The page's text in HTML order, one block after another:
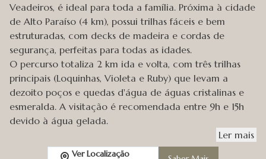
Veadeiros, é ideal para toda a família. Próxima à cidade
de Alto Paraíso (4 km), possui trilhas fáceis e bem
estruturadas, com decks de madeira e cordas de
segurança, perfeitas para todas as idades.
O percurso totaliza 2 km ida e volta, com três trilhas
principais (Loquinhas, Violeta e Ruby) que levam a
dezoito poços e quedas d'água de águas cristalinas e
esmeralda. A visitação é recomendada entre 9h e 15h
devido à água gelada.
Ler mais
Ver Localização